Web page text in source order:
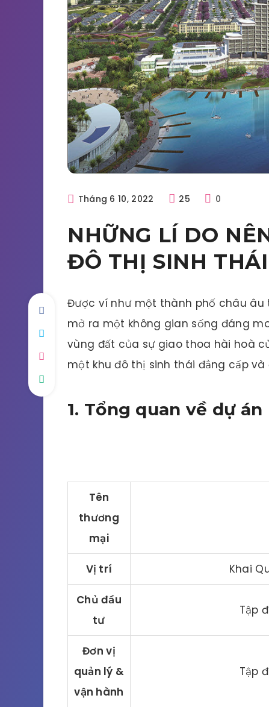
Tháng 6 10, 2022 25 0
NHỮNG LÍ DO
ĐÔ THỊ SINH
Được ví như một thành phố châu âu
mở ra một không gian sống đáng
vùng đất của sự giao thoa hài hoà
một khu đô thị sinh thái đẳng cấp và
1. Tổng quan về dự
Tên
thương
mại
Vị trí Khai
Chủ đầu
tư
Tập
Đơn vị
quản lý &
vận hành
Tập